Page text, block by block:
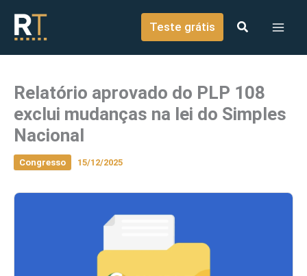
conteúdo
Teste grátis
Relatório aprovado do PLP 108
exclui mudanças na lei do Simples
Nacional
Congresso 15/12/2025